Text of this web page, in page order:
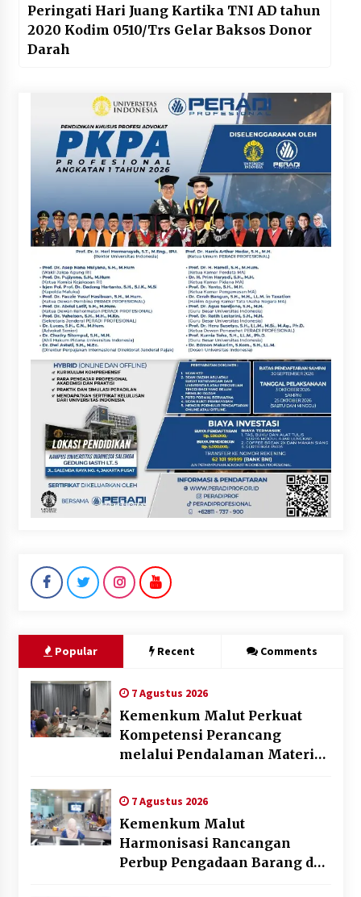
Peringati Hari Juang Kartika TNI AD tahun
2020 Kodim 0510/Trs Gelar Baksos Donor
Darah
Popular Recent Comments
7 Agustus 2026
Kemenkum Malut Perkuat
Kompetensi Perancang
melalui Pendalaman Materi
Daerah
7 Agustus 2026
Kemenkum Malut
Harmonisasi Rancangan
Perbup Pengadaan Barang dan